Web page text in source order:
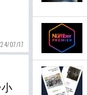
07/17